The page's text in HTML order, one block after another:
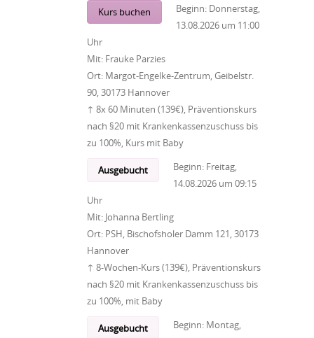
Kurs buchen Beginn: Donnerstag,
13.08.2026 um 11:00
Uhr
Mit: Frauke Parzies
Ort: Margot-Engelke-Zentrum, Geibelstr.
90, 30173 Hannover
↑ 8x 60 Minuten (139€), Präventionskurs
nach §20 mit Krankenkassenzuschuss bis
zu 100%, Kurs mit Baby
Ausgebucht Beginn: Freitag,
14.08.2026 um 09:15
Uhr
Mit: Johanna Bertling
Ort: PSH, Bischofsholer Damm 121, 30173
Hannover
↑ 8-Wochen-Kurs (139€), Präventionskurs
nach §20 mit Krankenkassenzuschuss bis
zu 100%, mit Baby
Ausgebucht Beginn: Montag,